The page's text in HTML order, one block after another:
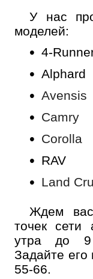
У нас
моделей:
4-
Alphard
Avensis
Camry
Corolla
RAV
Land
Ждем
точек сети
утра до 9
Задайте его
55-66.